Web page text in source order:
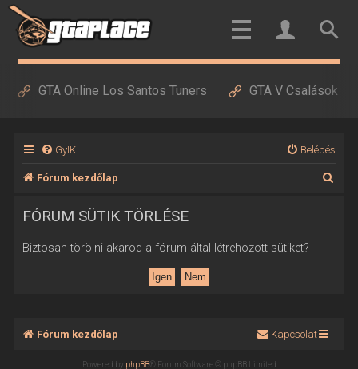
GTA Online Los Santos Tuners GTA V Csalások
GyIK Belépés
Fórum kezdőlap
FÓRUM SÜTIK TÖRLÉSE
Biztosan törölni akarod a fórum által létrehozott sütiket?
Fórum kezdőlap Kapcsolat
Powered by phpBB® Forum Software © phpBB Limited